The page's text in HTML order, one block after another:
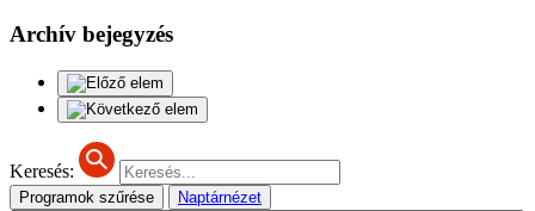
Archív bejegyzés
Keresés:
Programok szűrése Naptárnézet